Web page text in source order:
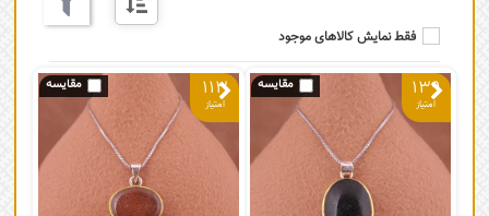
فقط نمایش کالاهای موجود
139
113